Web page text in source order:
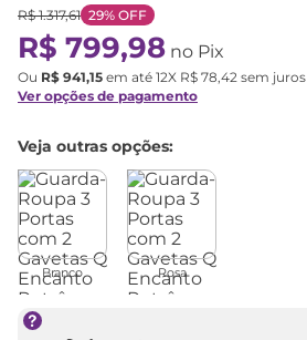
R$ 1.317,61 29% OFF
R$ 799,98 no Pix
Ou R$ 941,15 em até 12X R$ 78,42 sem juros
Ver opções de pagamento
Veja outras opções:
Branco Rosa